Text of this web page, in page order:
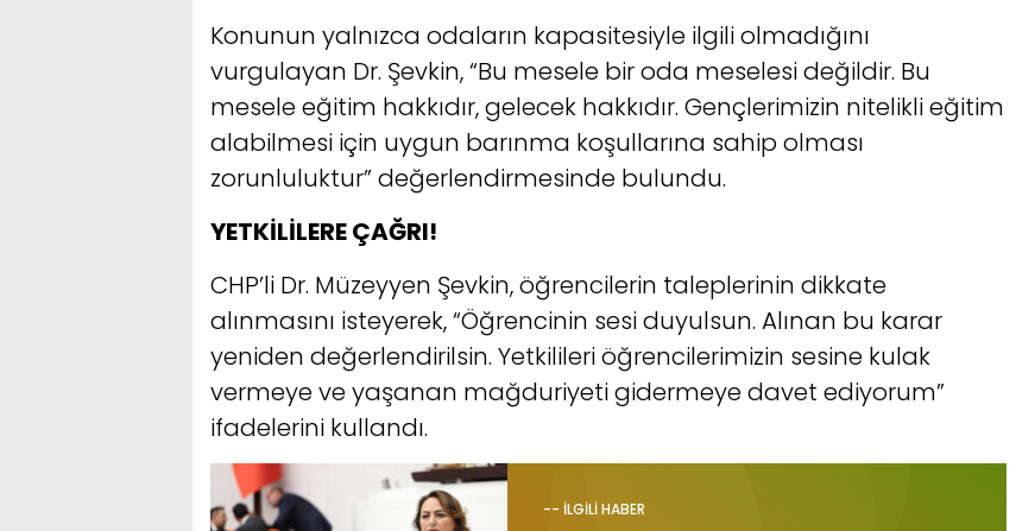
Konunun yalnızca odaların kapasitesiyle ilgili olmadığını
vurgulayan Dr. Şevkin, “Bu mesele bir oda meselesi değildir. Bu
mesele eğitim hakkıdır, gelecek hakkıdır. Gençlerimizin nitelikli eğitim
alabilmesi için uygun barınma koşullarına sahip olması
zorunluluktur” değerlendirmesinde bulundu.
YETKİLİLERE ÇAĞRI!
CHP’li Dr. Müzeyyen Şevkin, öğrencilerin taleplerinin dikkate
alınmasını isteyerek, “Öğrencinin sesi duyulsun. Alınan bu karar
yeniden değerlendirilsin. Yetkilileri öğrencilerimizin sesine kulak
vermeye ve yaşanan mağduriyeti gidermeye davet ediyorum”
ifadelerini kullandı.
-- İLGİLİ HABER